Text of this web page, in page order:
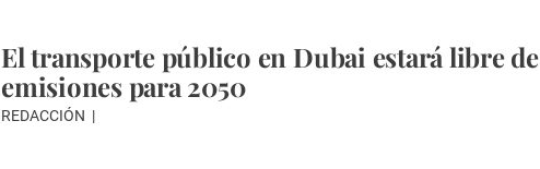
El transporte público en Dubai estará libre de
emisiones para 2050
REDACCIÓN